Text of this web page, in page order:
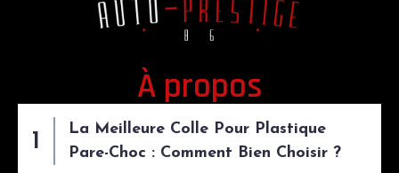
À propos
La Meilleure Colle Pour Plastique
Pare-Choc : Comment Bien Choisir ?